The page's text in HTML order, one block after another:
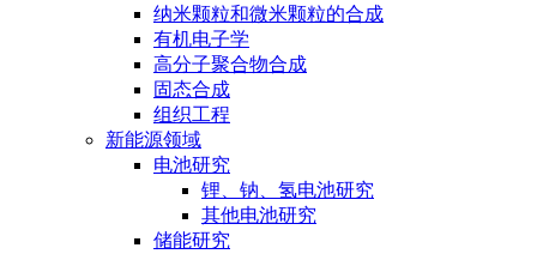
纳米颗粒和微米颗粒的合成
有机电子学
高分子聚合物合成
固态合成
组织工程
新能源领域
电池研究
锂、钠、氢电池研究
其他电池研究
储能研究